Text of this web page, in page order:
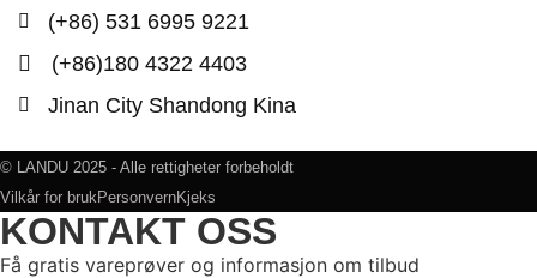
(+86) 531 6995 9221
(+86)180 4322 4403
Jinan City Shandong Kina
© LANDU 2025 - Alle rettigheter forbeholdt
Vilkår for brukPersonvernKjeks
KONTAKT OSS
Få gratis vareprøver og informasjon om tilbud